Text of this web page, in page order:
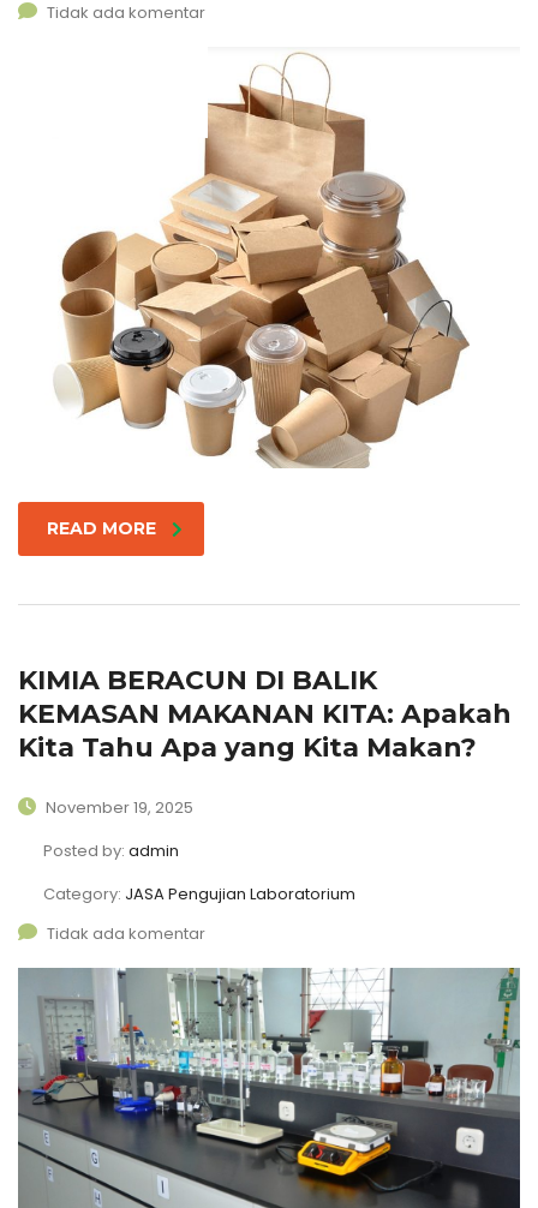
Tidak ada komentar
READ MORE
KIMIA BERACUN DI BALIK
KEMASAN MAKANAN KITA: Apakah
Kita Tahu Apa yang Kita Makan?
November 19, 2025
Posted by: admin
Category: JASA Pengujian Laboratorium
Tidak ada komentar